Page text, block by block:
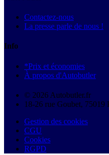
Contactez-nous
La presse parle de nous !
Info
*Prix et économies
À propos d'Autobutler
© 2026 Autobutler.fr
18-26 rue Goubet, 75019
Gestion des cookies
CGU
Cookies
RGPD